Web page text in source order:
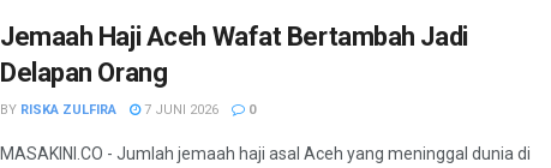
Jemaah Haji Aceh Wafat Bertambah Jadi
Delapan Orang
BY RISKA ZULFIRA 7 JUNI 2026 0
MASAKINI.CO - Jumlah jemaah haji asal Aceh yang meninggal dunia di